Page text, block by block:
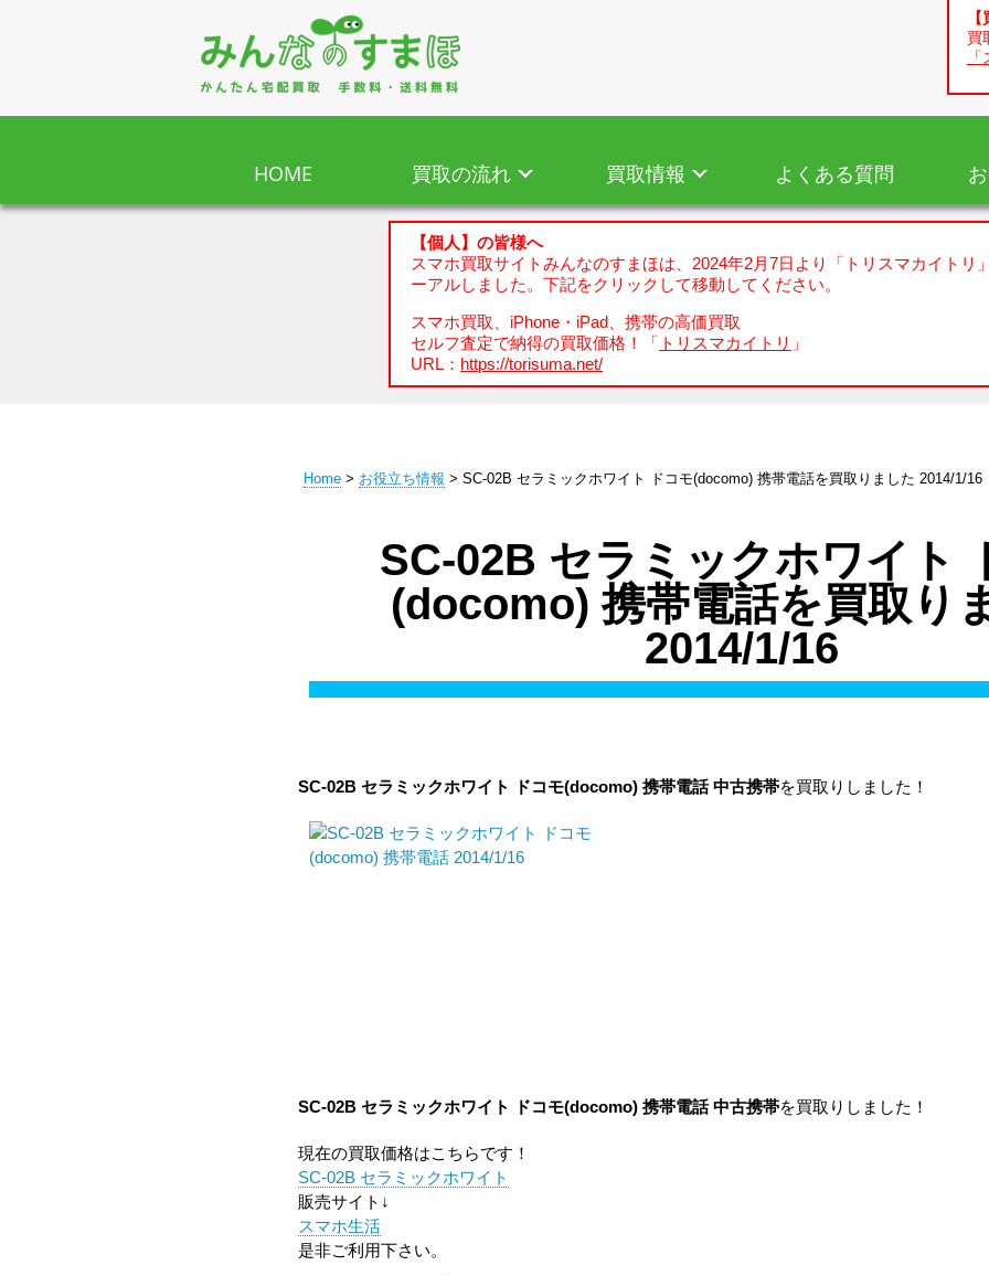
買
HOME 買取の流れ 買取情報 よくある質問
【個人】の皆様へ
スマホ買取サイトみんなのすまほは、2024年2月7日より「トリスマカイトリ
ーアルしました。下記をクリックして移動してください。
スマホ買取、iPhone・iPad、携帯の高価買取
セルフ査定で納得の買取価格！「 トリスマカイトリ 」
URL： https://torisuma.net/
Home > お役立ち情報 > SC-02B セラミックホワイト ドコモ(docomo) 携帯電話を買取りました 2014/1/16
SC-02B セラミックホワイト
(docomo) 携帯電話を買取り
2014/1/16
SC-02B セラミックホワイト ドコモ(docomo) 携帯電話中古携帯を買取りしました！
SC-02B セラミックホワイト ドコモ(docomo) 携帯電話中古携帯を買取りしました！
現在の買取価格はこちらです！
SC-02B セラミックホワイト
販売サイト↓
スマホ生活
是非ご利用下さい。